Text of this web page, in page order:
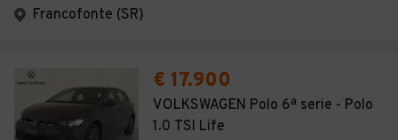
Francofonte (SR)
€ 17.900
VOLKSWAGEN Polo 6ª serie - Polo
1.0 TSI Life